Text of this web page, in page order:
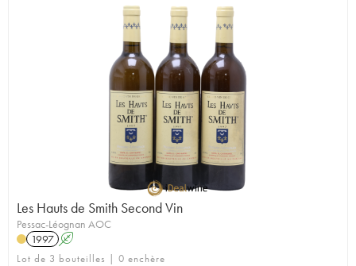
Les Hauts de Smith Second Vin
Pessac-Léognan AOC
1997 A
Lot de 3 bouteilles | 0 enchère